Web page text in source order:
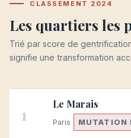
CLASSEMENT 2024
Les quartiers les
Trié par score de
signifie une transformation
1
Le Marais
Paris MUTATION